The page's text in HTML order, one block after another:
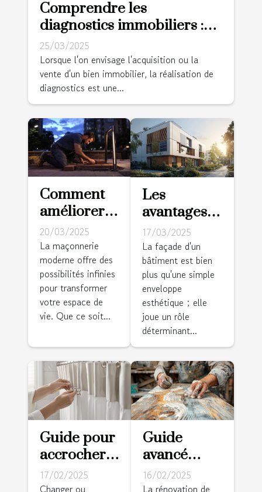
Comprendre les
diagnostics immobiliers :
amiante, plomb, et plus
25/03/2025
Lorsque l'on envisage l'acquisition ou la
vente d'un bien immobilier, la réalisation de
diagnostics est une...
Comment
améliorer
votre
habitat avec
des travaux
de
maçonnerie
moderne
20/03/2025
La maçonnerie
moderne offre des
possibilités infinies
pour transformer
votre espace de
vie. Que ce soit...
Les
avantages
de la
rénovation
de façades
pour
l'efficacité
énergétique
17/03/2025
La façade d'un
bâtiment est bien
plus qu'une simple
enveloppe
esthétique ; elle
joue un rôle
déterminant...
Guide pour
accrocher
un rideau
17/02/2025
Changer ou
Guide
avancé
pour
16/02/2025
La rénovation de